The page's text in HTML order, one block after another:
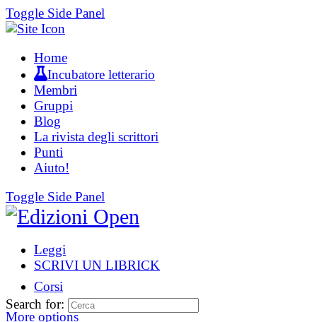
Toggle Side Panel
Home
Incubatore letterario
Membri
Gruppi
Blog
La rivista degli scrittori
Punti
Aiuto!
Toggle Side Panel
Leggi
SCRIVI UN LIBRICK
Corsi
More options
Search for: